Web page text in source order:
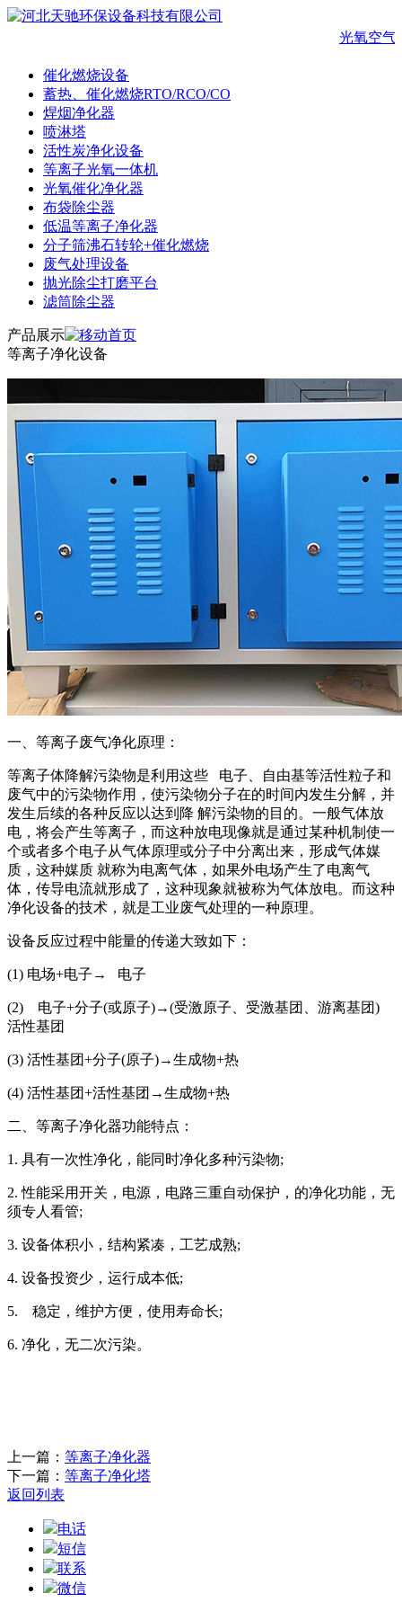
光氧空气
催化燃烧设备
蓄热、催化燃烧RTO/RCO/CO
焊烟净化器
喷淋塔
活性炭净化设备
等离子光氧一体机
光氧催化净化器
布袋除尘器
低温等离子净化器
分子筛沸石转轮+催化燃烧
废气处理设备
抛光除尘打磨平台
滤筒除尘器
产品展示
等离子净化设备
一、等离子废气净化原理：
等离子体降解污染物是利用这些 电子、自由基等活性粒子和
废气中的污染物作用，使污染物分子在的时间内发生分解，并
发生后续的各种反应以达到降 解污染物的目的。一般气体放
电，将会产生等离子，而这种放电现像就是通过某种机制使一
个或者多个电子从气体原理或分子中分离出来，形成气体媒
质，这种媒质 就称为电离气体，如果外电场产生了电离气
体，传导电流就形成了，这种现象就被称为气体放电。而这种
净化设备的技术，就是工业废气处理的一种原理。
设备反应过程中能量的传递大致如下：
(1) 电场+电子→ 电子
(2) 电子+分子(或原子)→(受激原子、受激基团、游离基团)
活性基团
(3) 活性基团+分子(原子)→生成物+热
(4) 活性基团+活性基团→生成物+热
二、等离子净化器功能特点：
1. 具有一次性净化，能同时净化多种污染物;
2. 性能采用开关，电源，电路三重自动保护，的净化功能，无
须专人看管;
3. 设备体积小，结构紧凑，工艺成熟;
4. 设备投资少，运行成本低;
5. 稳定，维护方便，使用寿命长;
6. 净化，无二次污染。
上一篇： 等离子净化器
下一篇： 等离子净化塔
返回列表
电话
短信
联系
微信